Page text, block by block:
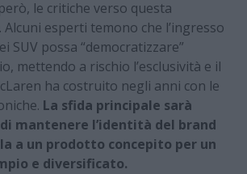
le critiche verso questa
Alcuni esperti temono che l’ingresso
SUV possa “democratizzare”
mettendo a rischio l’esclusività e il
ha costruito negli anni con le
La sfida principale sarà
mantenere l’identità del brand
a un prodotto concepito per un
e diversificato.